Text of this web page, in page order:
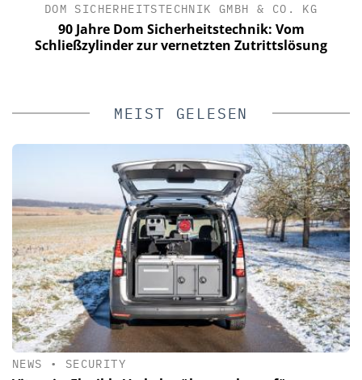
DOM SICHERHEITSTECHNIK GMBH & CO. KG
90 Jahre Dom Sicherheitstechnik: Vom
Schließzylinder zur vernetzten Zutrittslösung
MEIST GELESEN
NEWS • SECURITY